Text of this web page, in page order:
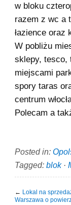
w bloku
razem z wc a
łazience oraz
W pobliżu
sklepy, tesco,
miejscami
spory taras
centrum
Polecam a
Posted in:
Tagged: blok·
← Lokal na
Warszawa o